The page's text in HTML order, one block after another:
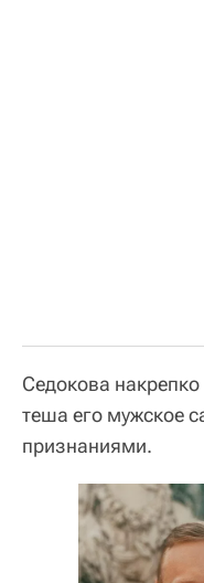
Седокова
теша его мужское
признаниями.